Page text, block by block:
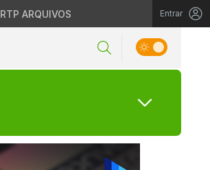
RTP ARQUIVOS Entrar